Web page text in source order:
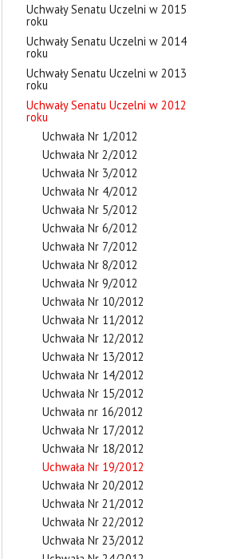
Uchwały Senatu Uczelni w 2015
roku
Uchwały Senatu Uczelni w 2014
roku
Uchwały Senatu Uczelni w 2013
roku
Uchwały Senatu Uczelni w 2012
roku
Uchwała Nr 1/2012
Uchwała Nr 2/2012
Uchwała Nr 3/2012
Uchwała Nr 4/2012
Uchwała Nr 5/2012
Uchwała Nr 6/2012
Uchwała Nr 7/2012
Uchwała Nr 8/2012
Uchwała Nr 9/2012
Uchwała Nr 10/2012
Uchwała Nr 11/2012
Uchwała Nr 12/2012
Uchwała Nr 13/2012
Uchwała Nr 14/2012
Uchwała Nr 15/2012
Uchwała nr 16/2012
Uchwała Nr 17/2012
Uchwała Nr 18/2012
Uchwała Nr 19/2012
Uchwała Nr 20/2012
Uchwała Nr 21/2012
Uchwała Nr 22/2012
Uchwała Nr 23/2012